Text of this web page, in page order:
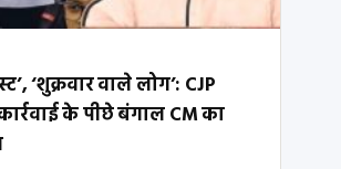
‘शुक्रवार वाले लोग’: CJP
कार्रवाई के पीछे बंगाल CM का